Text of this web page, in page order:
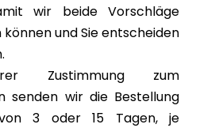
wir beide Vorschläge
und Sie entscheiden
Zustimmung zum
senden wir die Bestellung
3 oder 15 Tagen, je